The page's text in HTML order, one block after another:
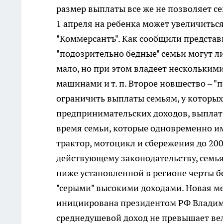
размер выплаты все же не позволяет
1 апреля на ребенка может
"Коммерсантъ". Как сообщили
"подозрительно бедные" семьи могут
мало, но при этом владеет
машинами и т. п. Второе новшество –
ограничить выплаты семьям, у
предпринимательских доходов,
время семьи, которые одновременно
трактор, мотоцикл и сбережения до
действующему законодательству,
ниже установленной в регионе черты
"серыми" высокими доходами. Новая
инициирована президентом РФ
среднедушевой доход не превышает